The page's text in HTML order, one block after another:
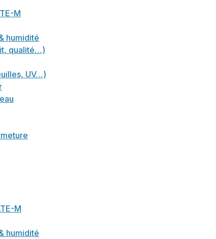
M
humidité
qualité…)
UV…)
M
humidité